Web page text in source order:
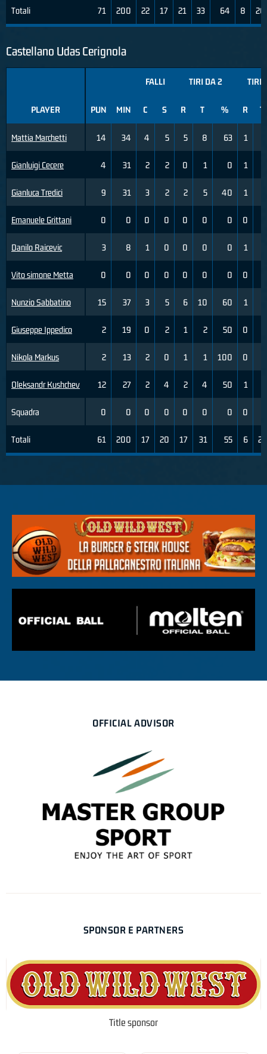
Totali 71 200 22 17 21 33 64 8 26
Castellano Udas Cerignola
PLAYER
Mattia Marchetti
Gianluigi Cecere
Gianluca Tredici
Emanuele Grittani
Danilo Raicevic
Vito simone Metta
Nunzio Sabbatino
Giuseppe Ippedico
Nikola Markus
Oleksandr Kushchev
Squadra
Totali
FALLI TIRI DA 2 TIRI
PUN MIN C S R T % R T
14 34 4 5 5 8 63 1
4 31 2 2 0 1 0 1
9 31 3 2 2 5 40 1
0 0 0 0 0 0 0 0
3 8 1 0 0 0 0 1
0 0 0 0 0 0 0 0
15 37 3 5 6 10 60 1
2 19 0 2 1 2 50 0
2 13 2 0 1 1 100 0
12 27 2 4 2 4 50 1
0 0 0 0 0 0 0 0
61 200 17 20 17 31 55 6 22
OFFICIAL ADVISOR
SPONSOR E PARTNERS
Title sponsor